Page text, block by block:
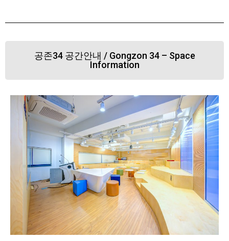
공존34 공간안내 / Gongzon 34 – Space
Information